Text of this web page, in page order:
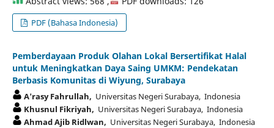
PDF (Bahasa Indonesia)
Pemberdayaan Produk Olahan Lokal Bersertifikat Halal
untuk Meningkatkan Daya Saing UMKM: Pendekatan
Berbasis Komunitas di Wiyung, Surabaya
A'rasy Fahrullah, Universitas Negeri Surabaya, Indonesia
Khusnul Fikriyah, Universitas Negeri Surabaya, Indonesia
Ahmad Ajib Ridlwan, Universitas Negeri Surabaya, Indonesia